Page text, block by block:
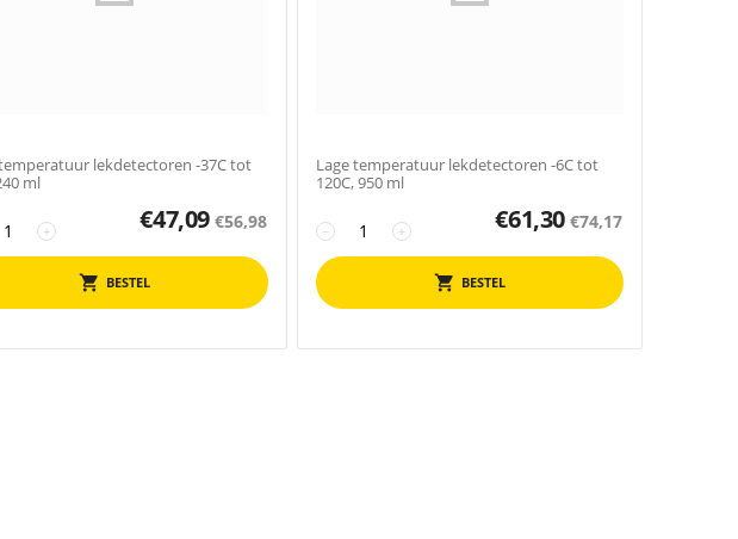
lekdetectoren -37C tot
ml
+ €47,09 €56,98
BESTEL
Lage temperatuur lekdetectoren -6C tot
120C, 950 ml
+
− €61,30 €74,17
BESTEL